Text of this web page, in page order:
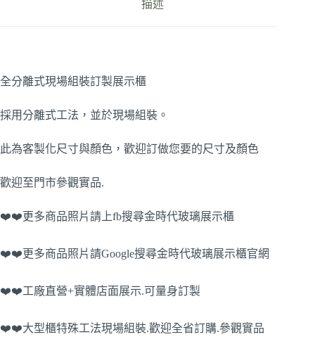
描述
全分離式現場組裝訂製展示櫃
採用分離式工法，並於現場組裝。
此為客製化尺寸與顏色，歡迎訂做您要的尺寸及顏色
歡迎至門市參觀實品.
❤️❤️更多商品照片請上fb搜尋金時代玻璃展示櫃
❤️❤️更多商品照片請Google搜尋金時代玻璃展示櫃官網
❤️❤️工廠直營+實體店面展示.可量身訂製
❤️❤️大型櫃特殊工法現場組裝.歡迎全省訂購.參觀實品